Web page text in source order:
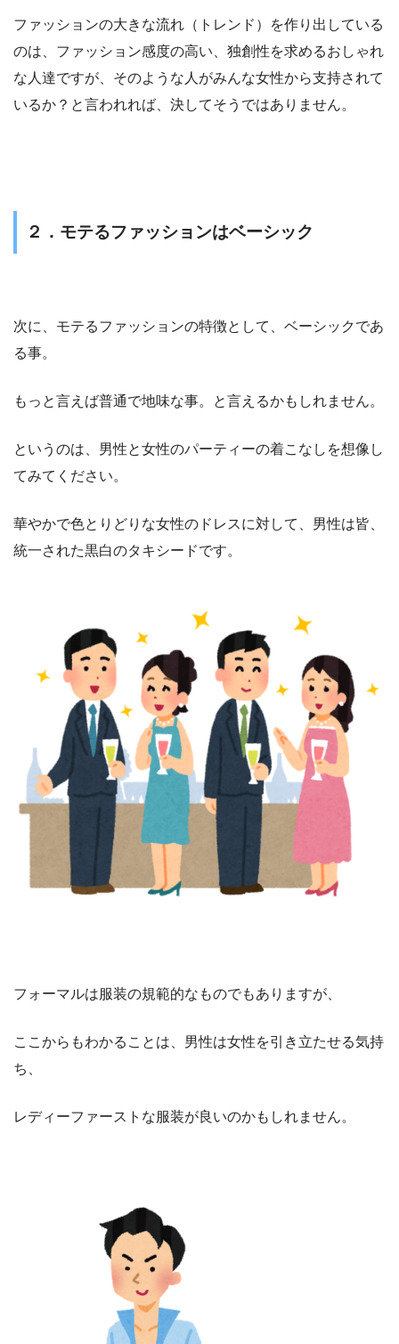
ファッションの大きな流れ（トレンド）を作り出している
のは、ファッション感度の高い、独創性を求めるおしゃれ
な人達ですが、そのような人がみんな女性から支持されて
いるか？と言われれば、決してそうではありません。
２．モテるファッションはベーシック
次に、モテるファッションの特徴として、ベーシックであ
る事。
もっと言えば普通で地味な事。と言えるかもしれません。
というのは、男性と女性のパーティーの着こなしを想像し
てみてください。
華やかで色とりどりな女性のドレスに対して、男性は皆、
統一された黒白のタキシードです。
フォーマルは服装の規範的なものでもありますが、
ここからもわかることは、男性は女性を引き立たせる気持
ち、
レディーファーストな服装が良いのかもしれません。